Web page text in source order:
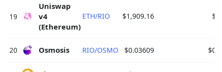
19
Uniswap
v4
(Ethereum)
ETH/RIO $1,909.16
20 Osmosis RIO/OSMO $0.03609